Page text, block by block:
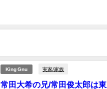
King Gnu 実家/家族
常田大希の兄/常田俊太郎は